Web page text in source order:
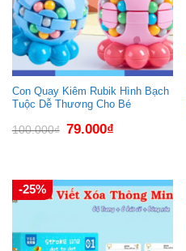
Con Quay Kiêm Rubik Hình Bạch
Tuộc Dễ Thương Cho Bé
100.000₫ Giá
gốc
79.000₫Giá
hiện
-25%